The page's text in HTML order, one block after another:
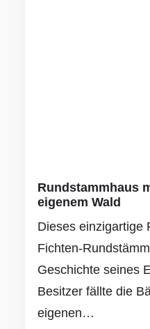
Rundstammhaus
eigenem Wald
Dieses einzigartige
Fichten-
Geschichte seines
Besitzer fällte die
eigenen…